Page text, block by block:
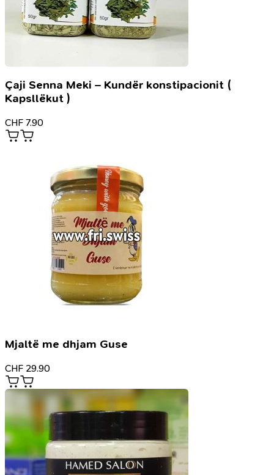
Çaji Senna Meki – Kundër konstipacionit (
Kapsllëkut )
CHF 7.90
Mjaltë me dhjam Guse
CHF 29.90